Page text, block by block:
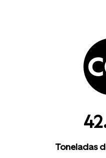
Toneladas